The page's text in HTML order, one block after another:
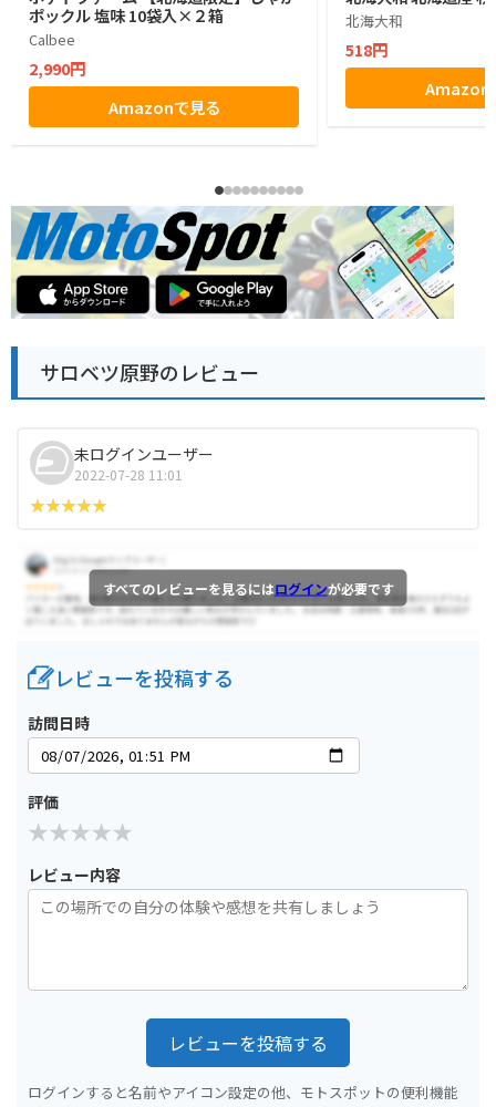
ポックル 塩味 10袋入×２箱
Calbee
2,990円
Amazonで見る
北海大和
518円
Amazon
サロベツ原野のレビュー
未ログインユーザー
2022-07-28 11:01
すべてのレビューを見るにはログインが必要です
レビューを投稿する
訪問日時
評価
レビュー内容
レビューを投稿する
ログインすると名前やアイコン設定の他、モトスポットの便利機能